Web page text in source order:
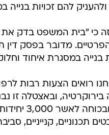
להם זכויות בנייה
כי "בית המשפט בדק את
מדובר בפסק דין
במסגרת איחוד
רואים הצעות רבות
ובאצטלה זו
לותמ"ל יש
תכנוניים, קנייניים,